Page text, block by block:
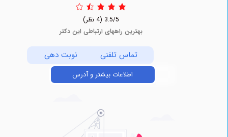
بهترین راههای ارتباطی این دکتر
تماس تلفنی نوبت دهی
اطلاعات بیشتر و آدرس